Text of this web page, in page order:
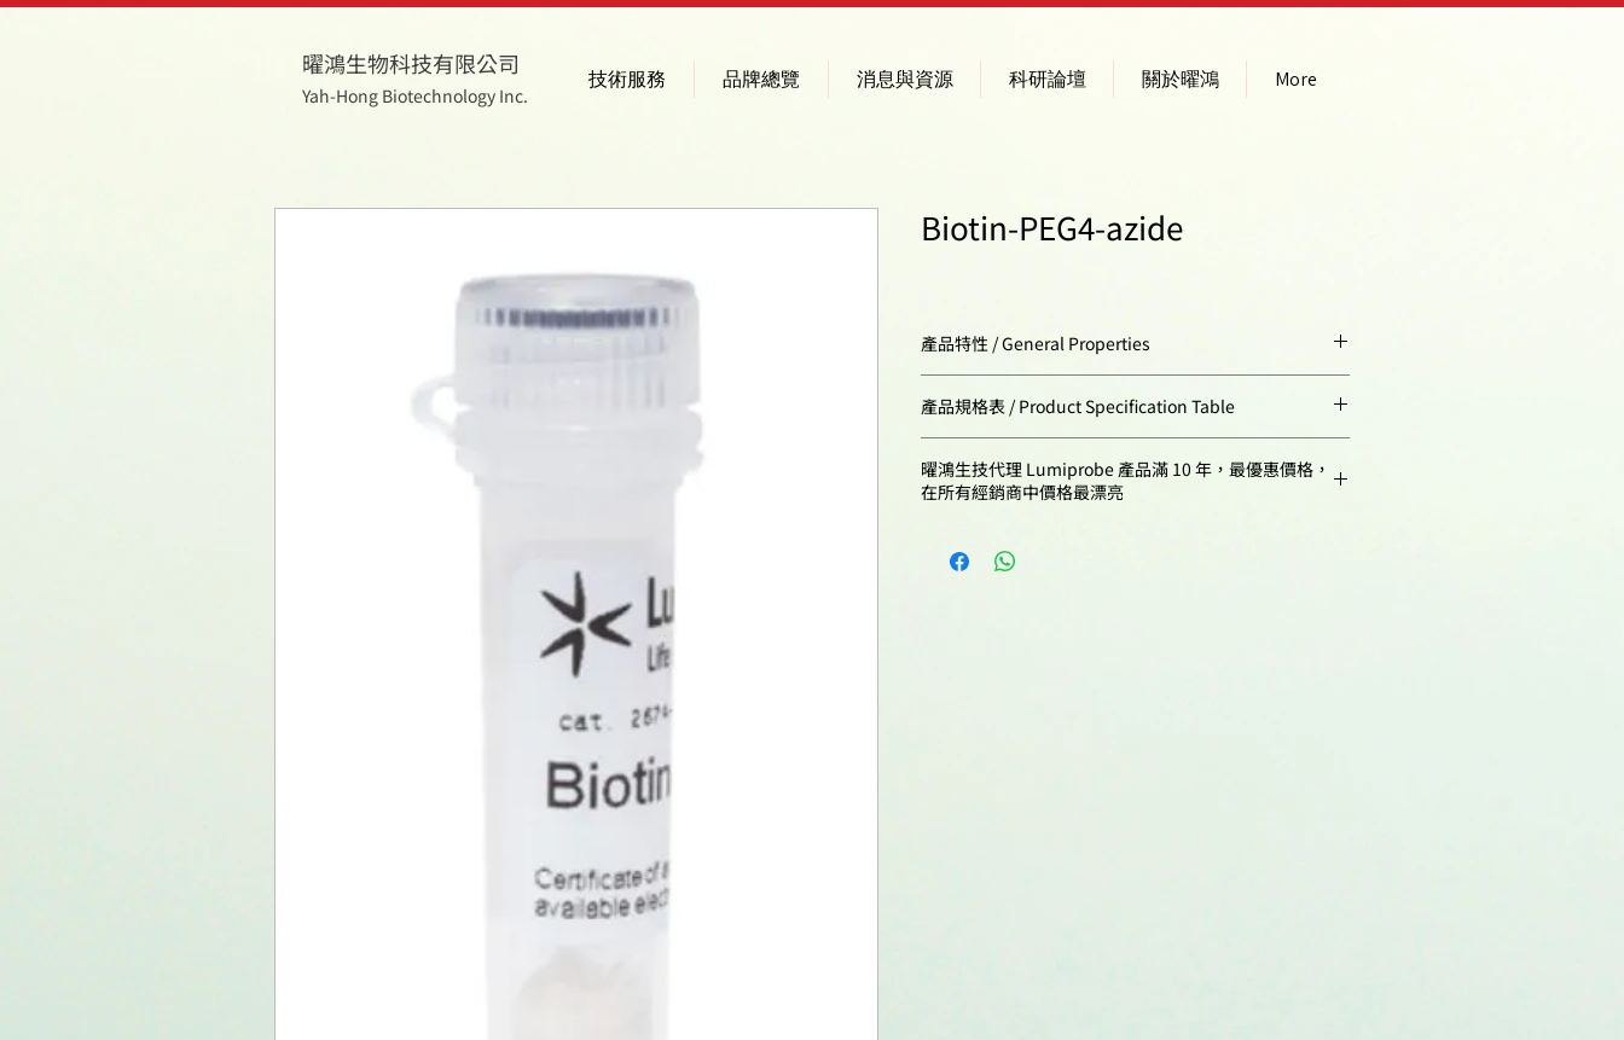
曜鴻生物科技有限公司
Yah-Hong Biotechnology Inc.
技術服務 品牌總覽 消息與資源 科研論壇 關於曜鴻 More
Biotin-PEG4-azide
產品特性 / General Properties
Appearance: beige solid
CAS number:
Molecular formula:
產品規格表 / Product Specification Table
Cat. # Quantity
2674-100mg
曜鴻生技代理 Lumiprobe 產品滿 10 年，最優惠價格，
在所有經銷商中價格最漂亮